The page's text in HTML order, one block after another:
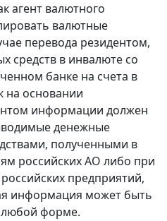
агент валютного
валютные
перевода резидентом,
средств в инвалюте со
банке на счета в
на основании
информации должен
денежные
полученными в
российских АО либо при
предприятий,
информация может быть
любой форме.